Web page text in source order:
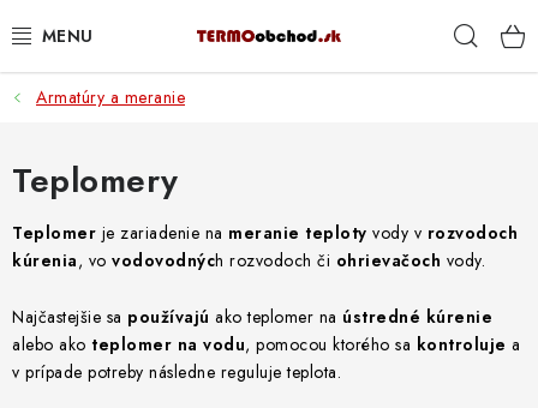
na
VYKUROVANIE
ROZVOD VODY A KÚRENIA
ODPAD A KANALIZÁCIA
% DOPREDAJ
Armatúry a meranie
Teplomery
Teplomer je zariadenie na meranie teploty vody v rozvodoch
kúrenia, vo vodovodných rozvodoch či ohrievačoch vody.
Najčastejšie sa používajú ako teplomer na ústredné kúrenie
alebo ako teplomer na vodu, pomocou ktorého sa kontroluje a
v prípade potreby následne reguluje teplota.